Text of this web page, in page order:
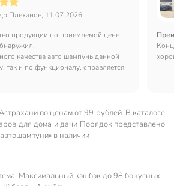
Плеханов, 11.07.2026
продукции по приемлемой цене.
качества авто шампунь данной
так и по функционалу, справляется
по ценам от 99 рублей. В каталоге
для дома и дачи Порядок представлено
в наличии
Максимальный кэшбэк до 98 бонусных